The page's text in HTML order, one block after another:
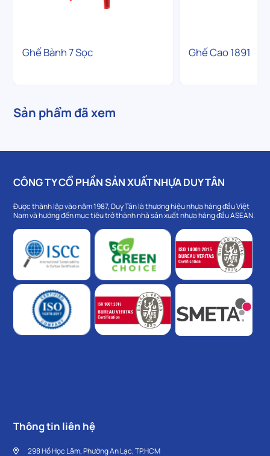
Ghế Bành 7 Sọc Ghế Cao 1891
Sản phẩm đã xem
CÔNG TY CỔ PHẦN SẢN XUẤT NHỰA DUY TÂN
Được thành lập vào năm 1987, Duy Tân là thương hiệu nhựa hàng đầu Việt
Nam và hướng đến mục tiêu trở thành nhà sản xuất nhựa hàng đầu ASEAN.
Thông tin liên hệ
298 Hồ Học Lãm, Phường An Lạc, TP.HCM